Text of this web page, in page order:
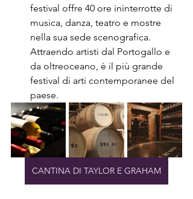
festival offre 40 ore ininterrotte di
musica, danza, teatro e mostre
nella sua sede scenografica.
Attraendo artisti dal Portogallo e
da oltreoceano, è il più grande
festival di arti contemporanee del
paese.
CANTINA DI TAYLOR E GRAHAM